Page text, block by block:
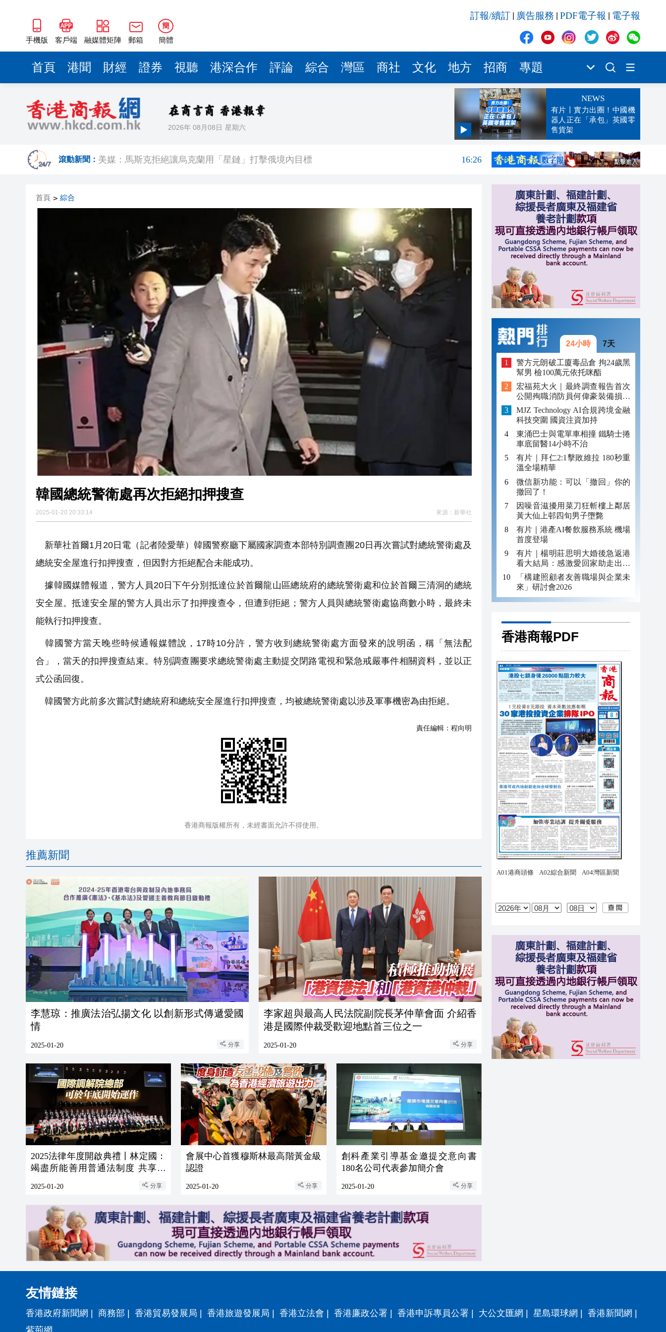
手機版 客戶端 融媒體矩陣 郵箱
簡
簡體
訂報/續訂 廣告服務 PDF電子報 電子報
首頁 港聞 財經 證券 視聽 港深合作 評論 綜合 灣區 商社 文化 地方 招商 專題
2026年 08月08日 星期六
NEWS
有片丨實力出圈！中國機
器人正在「承包」英國零
售貨架
滾動新聞：
【財通AH】勤浩醫藥「回血」再次遞表港股！營收暴漲1786倍背後：資不抵債，9.9億元對
賭壓頂
16:41
美媒：馬斯克拒絕讓烏克蘭用「星鏈」打擊俄境內目標
16:26
山頂一私家車未遵交規被截查 55歲司機涉襲警被捕
16:06
日本2027財年防衛預算申請額創新高
15:22
因噪音滋擾用菜刀狂斬樓上鄰居 黃大仙上邨四旬男子墮斃
2026年全民健身日暨廣州市體育節、體育消費季系列活動啟動
首頁 > 綜合
韓國總統警衛處再次拒絕扣押搜查
2025-01-20 20:33:14 來源： 新華社
新華社首爾1月20日電（記者陸愛華）韓國警察廳下屬國家調查本部特別調查團20日再次嘗試對總統警衛處及
總統安全屋進行扣押搜查，但因對方拒絕配合未能成功。
據韓國媒體報道，警方人員20日下午分別抵達位於首爾龍山區總統府的總統警衛處和位於首爾三清洞的總統
安全屋。抵達安全屋的警方人員出示了扣押搜查令，但遭到拒絕；警方人員與總統警衛處協商數小時，最終未
能執行扣押搜查。
韓國警方當天晚些時候通報媒體說，17時10分許，警方收到總統警衛處方面發來的說明函，稱「無法配
合」，當天的扣押搜查結束。特別調查團要求總統警衛處主動提交閉路電視和緊急戒嚴事件相關資料，並以正
式公函回復。
韓國警方此前多次嘗試對總統府和總統安全屋進行扣押搜查，均被總統警衛處以涉及軍事機密為由拒絕。
責任編輯： 程向明
香港商報版權所有，未經書面允許不得使用。
推薦新聞
李慧琼：推廣法治弘揚文化 以創新形式傳遞愛國
情
2025-01-20 分享
李家超與最高人民法院副院長茅仲華會面 介紹香
港是國際仲裁受歡迎地點首三位之一
2025-01-20 分享
2025法律年度開啟典禮丨林定國：
竭盡所能善用普通法制度 共享重
2025-01-20 分享
會展中心首獲穆斯林最高階黃金級
認證
2025-01-20 分享
創科產業引導基金邀提交意向書
180名公司代表參加簡介會
2025-01-20 分享
24小時 7天
警方元朗破工廈毒品倉 拘24歲黑
幫男 檢100萬元依托咪酯
宏福苑大火｜最終調查報告首次
公開殉職消防員何偉豪裝備損毀
照片
MJZ Technology AI合規跨境金融
科技突圍 國資注資加持
東涌巴士與電單車相撞 鐵騎士捲
車底留醫14小時不治
有片｜拜仁2:1擊敗維拉 180秒重
溫全場精華
微信新功能：可以「撤回」你的
撤回了！
因噪音滋擾用菜刀狂斬樓上鄰居
黃大仙上邨四旬男子墮斃
有片｜港產AI餐飲服務系統 機場
首度登場
有片｜楊明莊思明大婚後急返港
看大結局：感激愛回家助走出低
谷 不捨大家庭
「構建照顧者友善職場與企業未
來」研討會2026
香港商報PDF
友情鏈接
香港政府新聞網 商務部 香港貿易發展局 香港旅遊發展局 香港立法會 香港廉政公署 香港申訴專員公署 大公文匯網 星島環球網 香港新聞網